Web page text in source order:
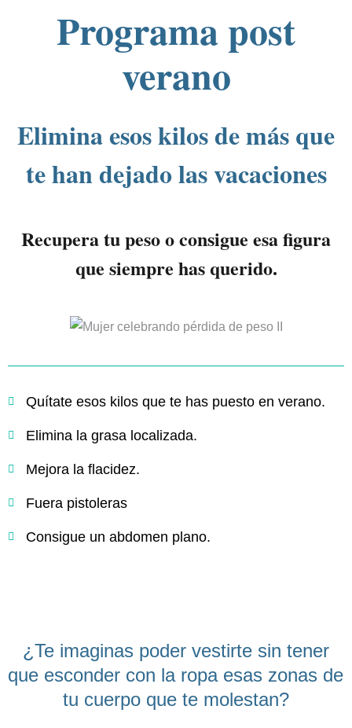
Programa post
verano
Elimina esos kilos de más que
te han dejado las vacaciones
Recupera tu peso o consigue esa figura
que siempre has querido.
Quítate esos kilos que te has puesto en verano.
Elimina la grasa localizada.
Mejora la flacidez.
Fuera pistoleras
Consigue un abdomen plano.
¿Te imaginas poder vestirte sin tener
que esconder con la ropa esas zonas de
tu cuerpo que te molestan?